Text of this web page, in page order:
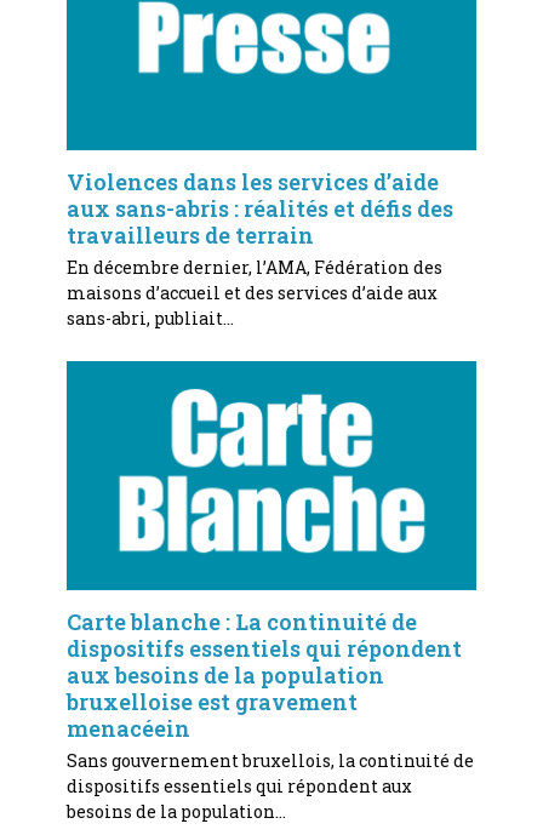
Violences dans les services d’aide
aux sans-abris : réalités et défis des
travailleurs de terrain
En décembre dernier, l’AMA, Fédération des
maisons d’accueil et des services d’aide aux
sans-abri, publiait…
Carte blanche : La continuité de
dispositifs essentiels qui répondent
aux besoins de la population
bruxelloise est gravement
menacéein
Sans gouvernement bruxellois, la continuité de
dispositifs essentiels qui répondent aux
besoins de la population…